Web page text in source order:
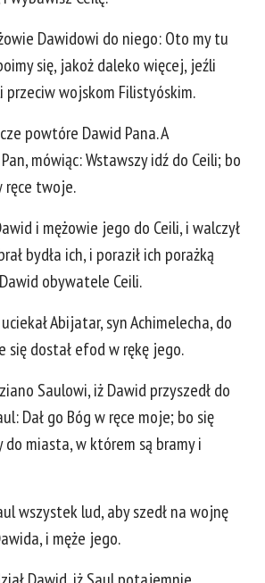
Dawidowi do niego: Oto my tu
się, jakoż daleko więcej, jeźli
przeciw wojskom Filistyóskim.
powtóre Dawid Pana. A
mówiąc: Wstawszy idź do Ceili; bo
ręce twoje.
i mężowie jego do Ceili, i walczył
bydła ich, i poraził ich porażką
obywatele Ceili.
Abijatar, syn Achimelecha, do
się dostał efod w rękę jego.
Saulowi, iż Dawid przyszedł do
Dał go Bóg w ręce moje; bo się
do miasta, w którem są bramy i
wszystek lud, aby szedł na wojnę
i męże jego.